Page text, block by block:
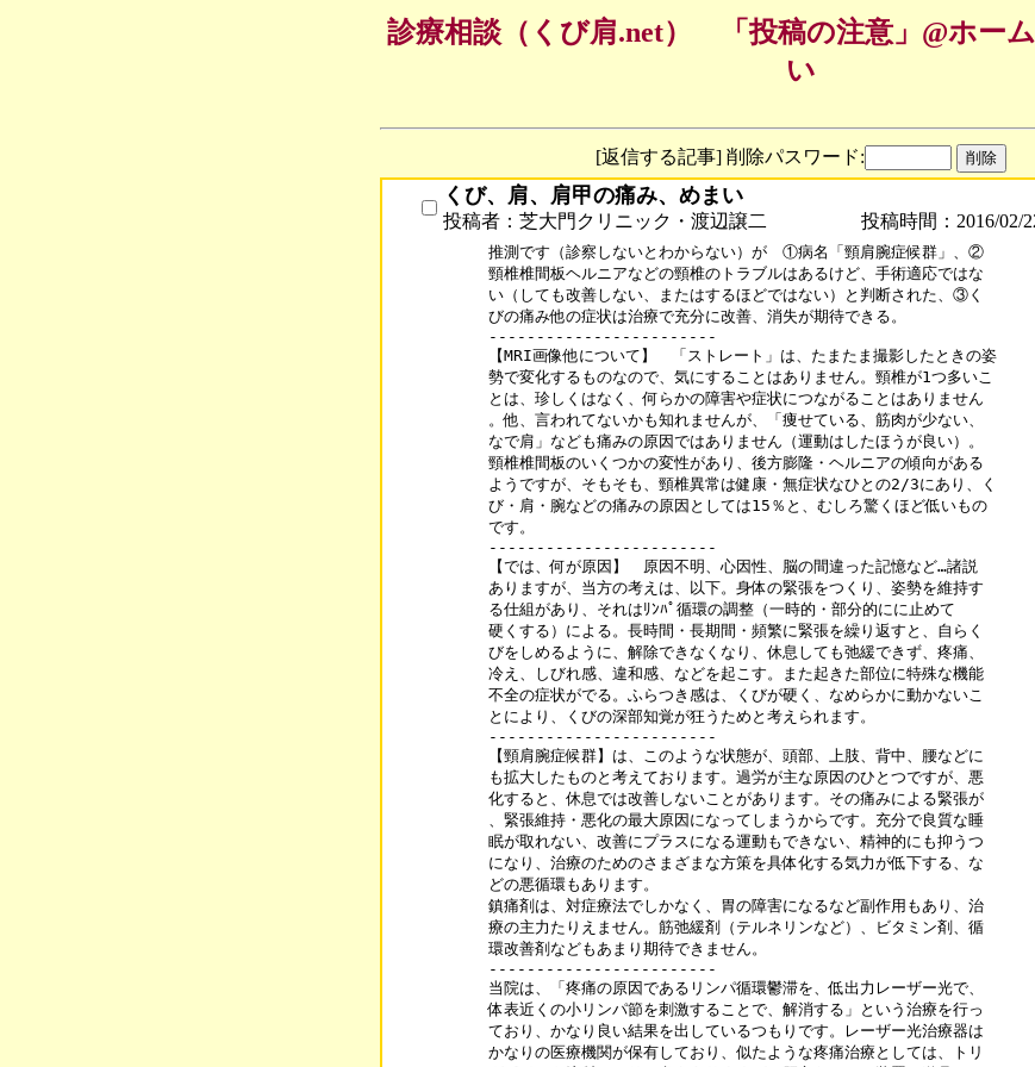
診療相談（くび肩.net） 「投稿の注意」@ホー
い
[返信する記事] 削除パスワード:
くび、肩、肩甲の痛み、めまい
投稿者：芝大門クリニック・渡辺譲二
投稿時間：2016/02/
推測です（診察しないとわからない）が　①病名「頸肩腕症候群」、②
頸椎椎間板ヘルニアなどの頸椎のトラブルはあるけど、手術適応ではな
い（しても改善しない、またはするほどではない）と判断された、③く
びの痛み他の症状は治療で充分に改善、消失が期待できる。
------------------------
【MRI画像他について】　「ストレート」は、たまたま撮影したときの姿
勢で変化するものなので、気にすることはありません。頸椎が1つ多いこ
とは、珍しくはなく、何らかの障害や症状につながることはありません
。他、言われてないかも知れませんが、「痩せている、筋肉が少ない、
なで肩」なども痛みの原因ではありません（運動はしたほうが良い）。
頸椎椎間板のいくつかの変性があり、後方膨隆・ヘルニアの傾向がある
ようですが、そもそも、頸椎異常は健康・無症状なひとの2/3にあり、く
び・肩・腕などの痛みの原因としては15％と、むしろ驚くほど低いもの
です。
------------------------
【では、何が原因】　原因不明、心因性、脳の間違った記憶など…諸説
ありますが、当方の考えは、以下。身体の緊張をつくり、姿勢を維持す
る仕組があり、それはﾘﾝﾊﾟ循環の調整（一時的・部分的にに止めて
硬くする）による。長時間・長期間・頻繁に緊張を繰り返すと、自らく
びをしめるように、解除できなくなり、休息しても弛緩できず、疼痛、
冷え、しびれ感、違和感、などを起こす。また起きた部位に特殊な機能
不全の症状がでる。ふらつき感は、くびが硬く、なめらかに動かないこ
とにより、くびの深部知覚が狂うためと考えられます。
------------------------
【頸肩腕症候群】は、このような状態が、頭部、上肢、背中、腰などに
も拡大したものと考えております。過労が主な原因のひとつですが、悪
化すると、休息では改善しないことがあります。その痛みによる緊張が
、緊張維持・悪化の最大原因になってしまうからです。充分で良質な睡
眠が取れない、改善にプラスになる運動もできない、精神的にも抑うつ
になり、治療のためのさまざまな方策を具体化する気力が低下する、な
どの悪循環もあります。
鎮痛剤は、対症療法でしかなく、胃の障害になるなど副作用もあり、治
療の主力たりえません。筋弛緩剤（テルネリンなど）、ビタミン剤、循
環改善剤などもあまり期待できません。
------------------------
当院は、「疼痛の原因であるリンパ循環鬱滞を、低出力レーザー光で、
体表近くの小リンパ節を刺激することで、解消する」という治療を行っ
ており、かなり良い結果を出しているつもりです。レーザー光治療器は
かなりの医療機関が保有しており、似たような疼痛治療としては、トリ